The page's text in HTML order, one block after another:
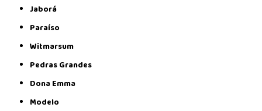
Jaborá
Paraíso
Witmarsum
Pedras Grandes
Dona Emma
Modelo